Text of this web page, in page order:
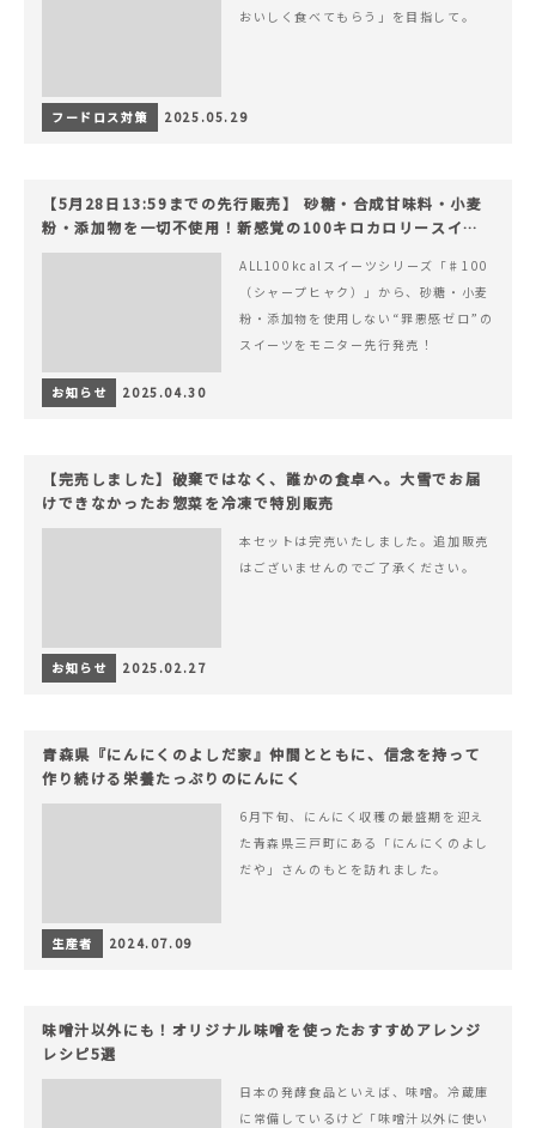
おいしく食べてもらう」を目指して。
フードロス対策 2025.05.29
【5月28日13:59までの先行販売】 砂糖・合成甘味料・小麦
粉・添加物を一切不使用！新感覚の100キロカロリースイー
ツでヘルシーライフを。
ALL100kcalスイーツシリーズ「♯100
（シャープヒャク）」から、砂糖・小麦
粉・添加物を使用しない“罪悪感ゼロ”の
スイーツをモニター先行発売！
お知らせ 2025.04.30
【完売しました】破棄ではなく、誰かの食卓へ。大雪でお届
けできなかったお惣菜を冷凍で特別販売
本セットは完売いたしました。追加販売
はございませんのでご了承ください。
お知らせ 2025.02.27
青森県『にんにくのよしだ家』仲間とともに、信念を持って
作り続ける栄養たっぷりのにんにく
6月下旬、にんにく収穫の最盛期を迎え
た青森県三戸町にある「にんにくのよし
だや」さんのもとを訪れました。
生産者 2024.07.09
味噌汁以外にも！オリジナル味噌を使ったおすすめアレンジ
レシピ5選
日本の発酵食品といえば、味噌。冷蔵庫
に常備しているけど「味噌汁以外に使い